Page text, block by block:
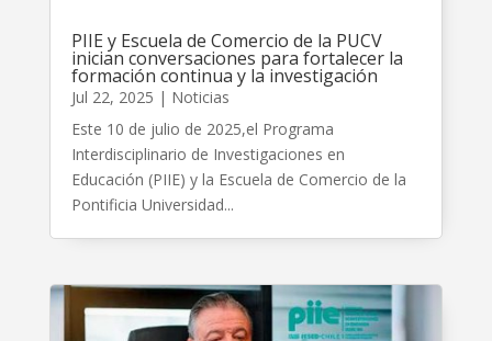
PIIE y Escuela de Comercio de la PUCV
inician conversaciones para fortalecer la
formación continua y la investigación
Jul 22, 2025 | Noticias
Este 10 de julio de 2025,el Programa
Interdisciplinario de Investigaciones en
Educación (PIIE) y la Escuela de Comercio de la
Pontificia Universidad...